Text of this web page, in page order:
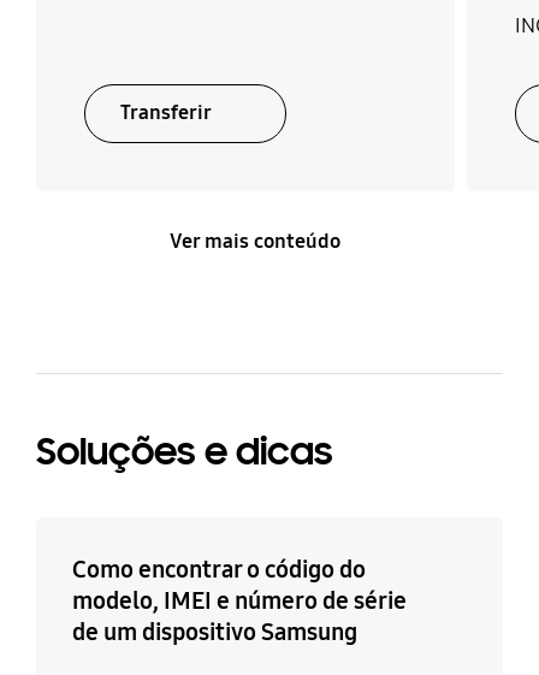
Transferir
Ver mais conteúdo
Soluções e dicas
Como encontrar o código do
modelo, IMEI e número de série
de um dispositivo Samsung